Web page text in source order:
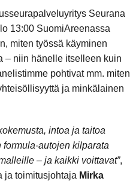
Seurana
13:00 SuomiAreenassa
miten työssä käyminen
– niin hänelle itselleen kuin
pohtivat mm. miten
ja minkälainen
intoa ja taitoa
autojen kilparata
– ja kaikki voittavat”,
ja toimitusjohtaja Mirka